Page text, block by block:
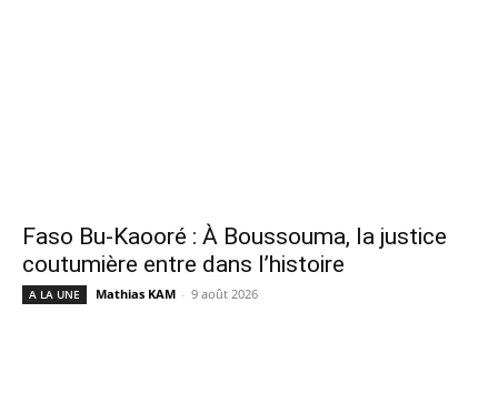
Faso Bu-Kaooré : À Boussouma, la justice
coutumière entre dans l’histoire
A LA UNE Mathias KAM - 9 août 2026